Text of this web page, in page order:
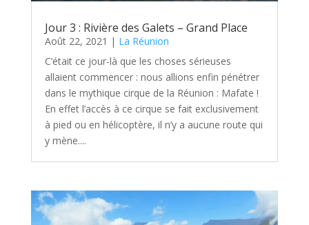
Jour 3 : Rivière des Galets – Grand Place
Août 22, 2021 | La Réunion
C’était ce jour-là que les choses sérieuses
allaient commencer : nous allions enfin pénétrer
dans le mythique cirque de la Réunion : Mafate !
En effet l’accès à ce cirque se fait exclusivement
à pied ou en hélicoptère, il n’y a aucune route qui
y mène....